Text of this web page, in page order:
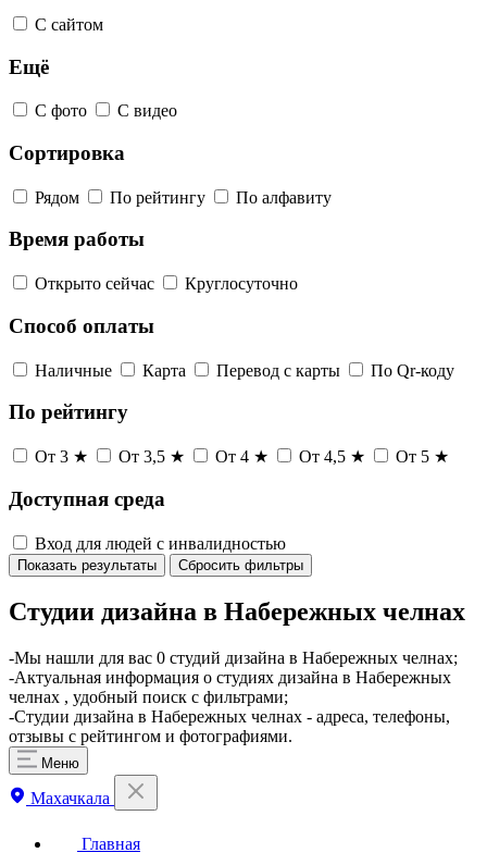
С сайтом
Ещё
С фото С видео
Сортировка
Рядом По рейтингу По алфавиту
Время работы
Открыто сейчас Круглосуточно
Способ оплаты
Наличные Карта Перевод с карты По Qr-коду
По рейтингу
От 3 ★ От 3,5 ★ От 4 ★ От 4,5 ★ От 5 ★
Доступная среда
Вход для людей с инвалидностью
Показать результаты Сбросить фильтры
Студии дизайна в Набережных челнах
​-Мы нашли для вас 0 студий дизайна в Набережных челнах;
-Актуальная информация о студиях дизайна в Набережных
челнах , удобный поиск с фильтрами;
-Студии дизайна в Набережных челнах - адреса, телефоны,
отзывы с рейтингом и фотографиями.
Меню
Махачкала
Главная